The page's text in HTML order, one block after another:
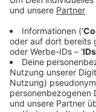
Schulleitung.
bundesweites
angehören. In
auch das
Berufskolleg
Veröffentlicht: